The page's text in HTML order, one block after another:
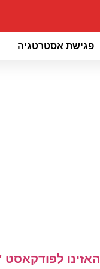
פגישת אסטרטגיה
האזינו